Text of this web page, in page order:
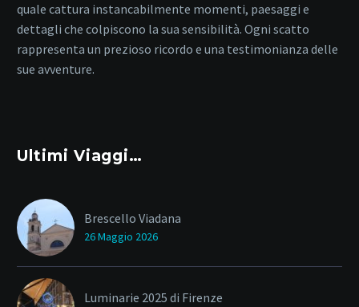
quale cattura instancabilmente momenti, paesaggi e
dettagli che colpiscono la sua sensibilità. Ogni scatto
rappresenta un prezioso ricordo e una testimonianza delle
sue avventure.
Ultimi Viaggi…
Brescello Viadana
26 Maggio 2026
Luminarie 2025 di Firenze